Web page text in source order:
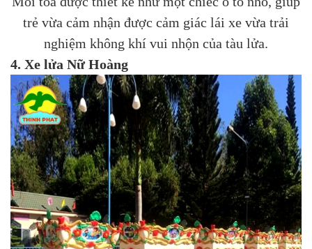
trẻ vừa cảm nhận được cảm giác lái xe vừa trải
nghiệm không khí vui nhộn của tàu lửa.
4. Xe lửa Nữ Hoàng